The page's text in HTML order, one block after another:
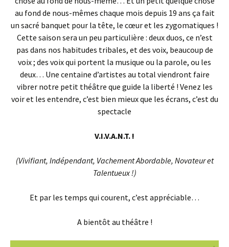
au fond de nous-mêmes chaque mois depuis 19 ans ça fait
un sacré banquet pour la tête, le cœur et les zygomatiques !
Cette saison sera un peu particulière : deux duos, ce n’est
pas dans nos habitudes tribales, et des voix, beaucoup de
voix ; des voix qui portent la musique ou la parole, ou les
deux… Une centaine d’artistes au total viendront faire
vibrer notre petit théâtre que guide la liberté ! Venez les
voir et les entendre, c’est bien mieux que les écrans, c’est du
spectacle
V.I.V.A.N.T. !
(Vivifiant, Indépendant, Vachement Abordable, Novateur et
Talentueux !)
Et par les temps qui courent, c’est appréciable…
A bientôt au théâtre !